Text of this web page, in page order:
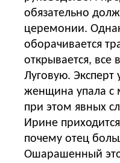
обязательно
церемонии.
оборачивается
открывается, все
Луговую. Эксперт
женщина упала с
при этом явных
Ирине
почему отец
Ошарашенный